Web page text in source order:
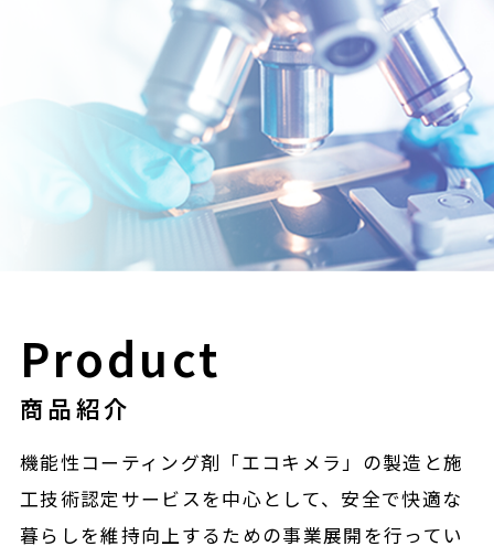
Product
商品紹介
機能性コーティング剤「エコキメラ」の製造と施
工技術認定サービスを中心として、安全で快適な
暮らしを維持向上するための事業展開を行ってい